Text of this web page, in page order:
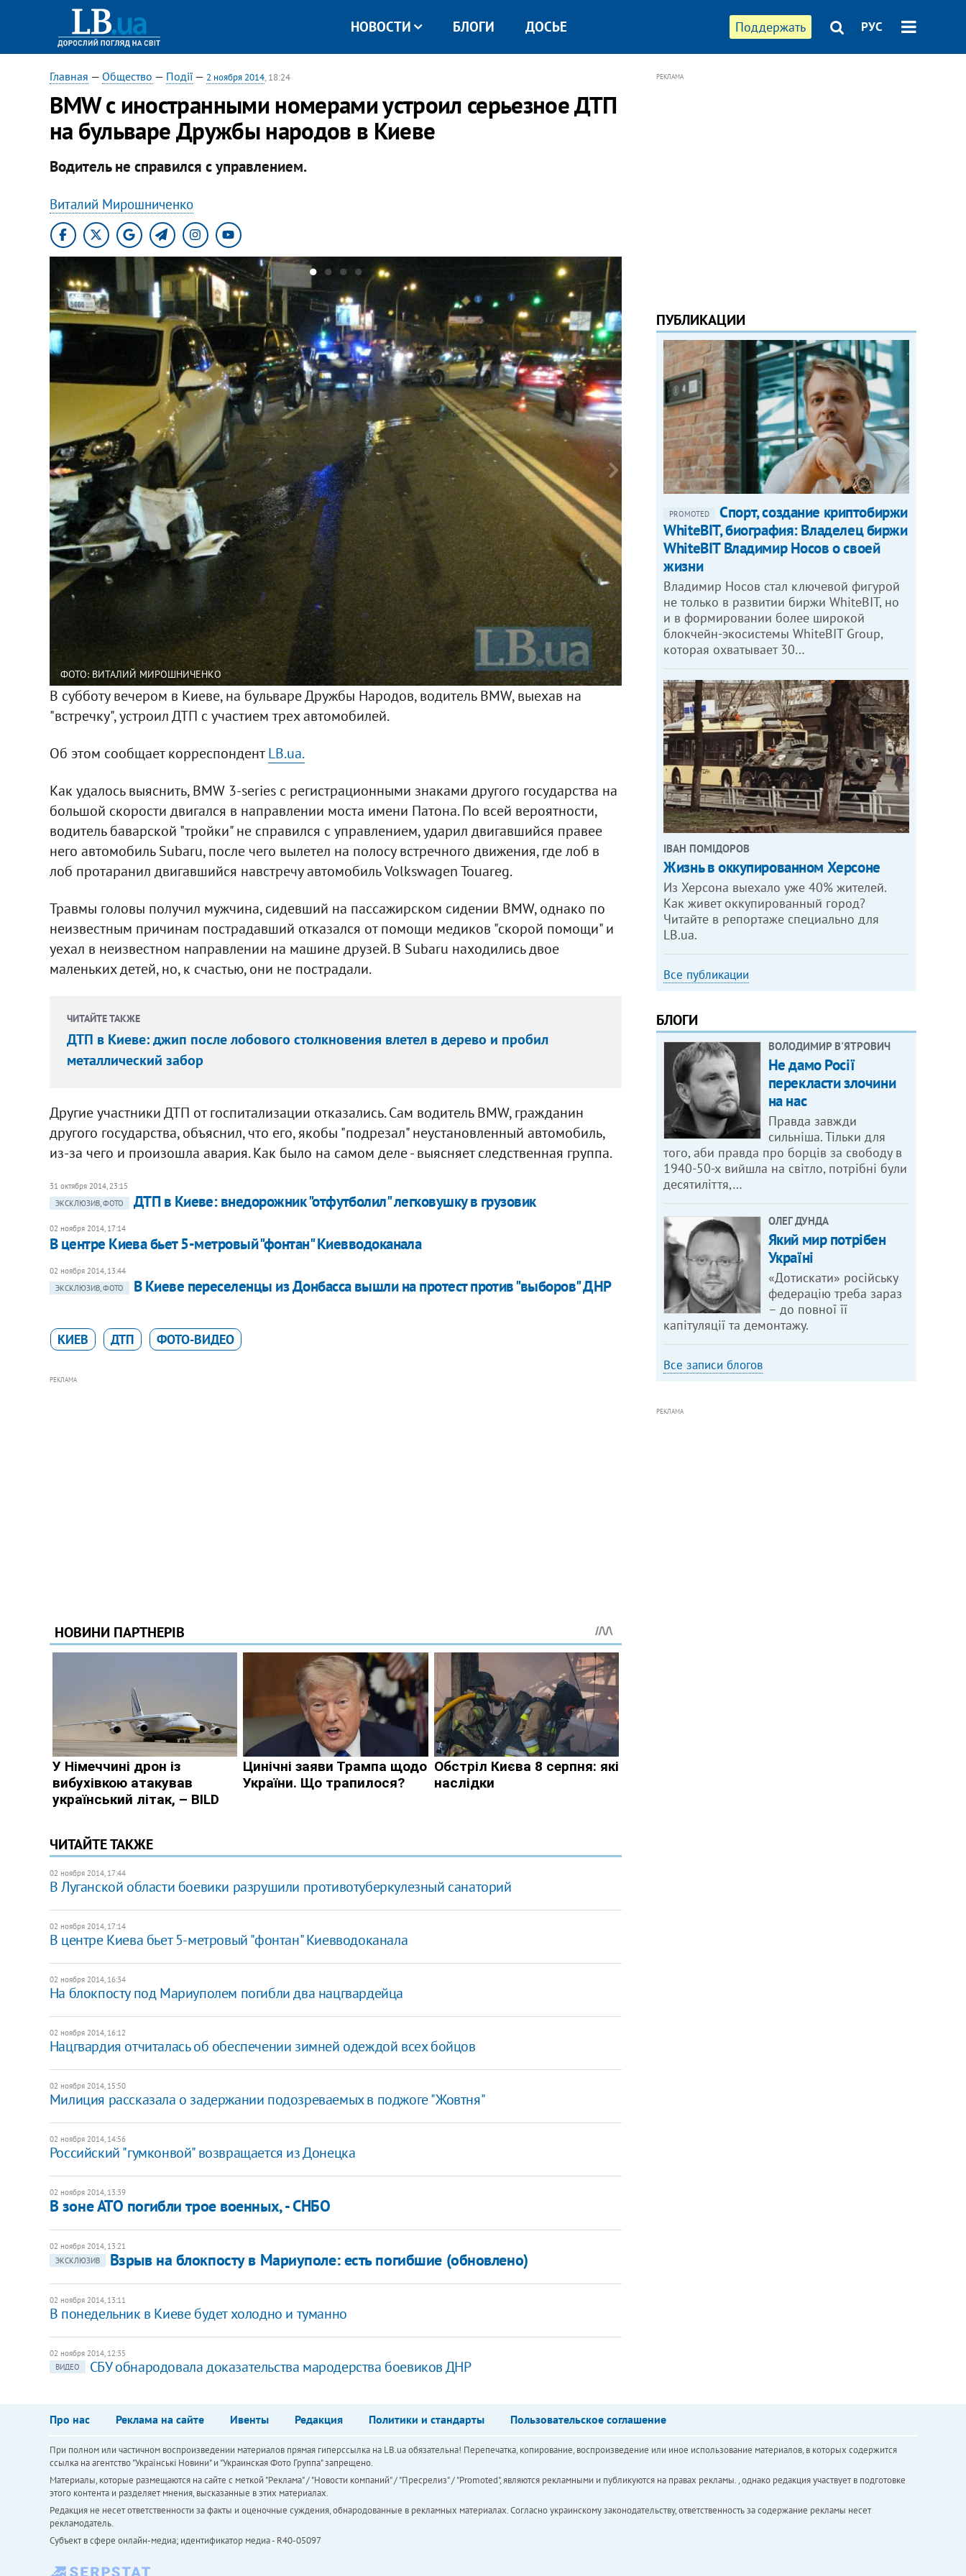
Поддержать РУС
НОВОСТИ БЛОГИ ДОСЬЕ
Главная — Общество — Події— 2 ноября 2014, 18:24
BMW с иностранными номерами устроил серьезное ДТП
на бульваре Дружбы народов в Киеве
Водитель не справился с управлением.
Виталий Мирошниченко
ФОТО: ВИТАЛИЙ МИРОШНИЧЕНКО
В субботу вечером в Киеве, на бульваре Дружбы Народов, водитель BMW, выехав на
"встречку", устроил ДТП с участием трех автомобилей.
Об этом сообщает корреспондентLB.ua.
Как удалось выяснить, BMW 3-series с регистрационными знаками другого государства на
большой скорости двигался в направлении моста имени Патона. По всей вероятности,
водитель баварской "тройки" не справился с управлением, ударил двигавшийся правее
него автомобиль Subaru, после чего вылетел на полосу встречного движения, где лоб в
лоб протаранил двигавшийся навстречу автомобиль Volkswagen Touareg.
Травмы головы получил мужчина, сидевший на пассажирском сидении BMW, однако по
неизвестным причинам пострадавший отказался от помощи медиков "скорой помощи" и
уехал в неизвестном направлении на машине друзей. В Subaru находились двое
маленьких детей, но, к счастью, они не пострадали.
ЧИТАЙТЕ ТАКЖЕ
ДТП в Киеве: джип после лобового столкновения влетел в дерево и пробил
металлический забор
Другие участники ДТП от госпитализации отказались. Сам водитель BMW, гражданин
другого государства, объяснил, что его, якобы "подрезал" неустановленный автомобиль,
из-за чего и произошла авария. Как было на самом деле - выясняет следственная группа.
31 октября 2014, 23:15
ЭКСКЛЮЗИВ, ФОТО
ДТП в Киеве: внедорожник "отфутболил" легковушку в грузовик
02 ноября 2014, 17:14
В центре Киева бьет 5-метровый "фонтан" Киевводоканала
02 ноября 2014, 13:44
ЭКСКЛЮЗИВ, ФОТО
В Киеве переселенцы из Донбасса вышли на протест против "выборов" ДНР
КИЕВ ДТП ФОТО-ВИДЕО
РЕКЛАМА
ЧИТАЙТЕ ТАКЖЕ
02 ноября 2014, 17:44
В Луганской области боевики разрушили противотуберкулезный санаторий
02 ноября 2014, 17:14
В центре Киева бьет 5-метровый "фонтан" Киевводоканала
02 ноября 2014, 16:34
На блокпосту под Мариуполем погибли два нацгвардейца
02 ноября 2014, 16:12
Нацгвардия отчиталась об обеспечении зимней одеждой всех бойцов
02 ноября 2014, 15:50
Милиция рассказала о задержании подозреваемых в поджоге "Жовтня"
02 ноября 2014, 14:56
Российский "гумконвой" возвращается из Донецка
02 ноября 2014, 13:39
В зоне АТО погибли трое военных, - СНБО
02 ноября 2014, 13:21
ЭКСКЛЮЗИВ
Взрыв на блокпосту в Мариуполе: есть погибшие (обновлено)
02 ноября 2014, 13:11
В понедельник в Киеве будет холодно и туманно
02 ноября 2014, 12:35
ВИДЕО
СБУ обнародовала доказательства мародерства боевиков ДНР
РЕКЛАМА
ПУБЛИКАЦИИ
PROMOTED
Спорт, создание криптобиржи
WhiteBIT, биография: Владелец биржи
WhiteBIT Владимир Носов о своей
жизни
Владимир Носов стал ключевой фигурой
не только в развитии биржи WhiteBIT, но
и в формировании более широкой
блокчейн-экосистемы WhiteBIT Group,
которая охватывает 30…
ІВАН ПОМІДОРОВ
Жизнь в оккупированном Херсоне
Из Херсона выехало уже 40% жителей.
Как живет оккупированный город?
Читайте в репортаже специально для
LB.ua.
Все публикации
БЛОГИ
ВОЛОДИМИР В'ЯТРОВИЧ
Не дамо Росії
перекласти злочини
на нас
Правда завжди
сильніша. Тільки для
того, аби правда про борців за свободу в
1940-50-х вийшла на світло, потрібні були
десятиліття,…
ОЛЕГ ДУНДА
Який мир потрібен
Україні
«Дотискати» російську
федерацію треба зараз
– до повної її
капітуляції та демонтажу.
Все записи блогов
РЕКЛАМА
Про нас Реклама на сайте Ивенты Редакция Политики и стандарты Пользовательское соглашение
При полном или частичном воспроизведении материалов прямая гиперссылка на LB.ua обязательна! Перепечатка, копирование, воспроизведение или иное использование материалов, в которых содержится
ссылка на агентство "Українськi Новини" и "Украинская Фото Группа" запрещено.
Материалы, которые размещаются на сайте с меткой "Реклама" / "Новости компаний" / "Пресрелиз" / "Promoted", являются рекламными и публикуются на правах рекламы. , однако редакция участвует в подготовке
этого контента и разделяет мнения, высказанные в этих материалах.
Редакция не несет ответственности за факты и оценочные суждения, обнародованные в рекламных материалах. Согласно украинскому законодательству, ответственность за содержание рекламы несет
рекламодатель.
Субъект в сфере онлайн-медиа; идентификатор медиа - R40-05097